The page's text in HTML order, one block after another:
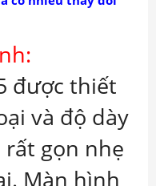
được thiết
và độ dày
rất gọn nhẹ
Màn hình